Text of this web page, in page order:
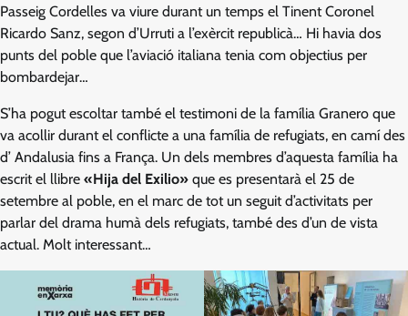
Passeig Cordelles va viure durant un temps el Tinent Coronel
Ricardo Sanz, segon d’Urruti a l’exèrcit republicà… Hi havia dos
punts del poble que l’aviació italiana tenia com objectius per
bombardejar…
S’ha pogut escoltar també el testimoni de la família Granero que
va acollir durant el conflicte a una família de refugiats, en camí des
d’ Andalusia fins a França. Un dels membres d’aquesta família ha
escrit el llibre «Hija del Exilio» que es presentarà el 25 de
setembre al poble, en el marc de tot un seguit d’activitats per
parlar del drama humà dels refugiats, també des d’un de vista
actual. Molt interessant…